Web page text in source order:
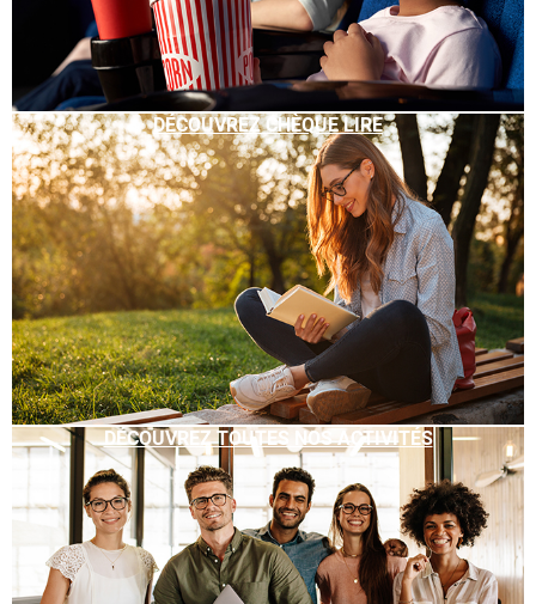
DÉCOUVREZ CHÈQUE LIRE
DÉCOUVREZ TOUTES NOS ACTIVITÉS